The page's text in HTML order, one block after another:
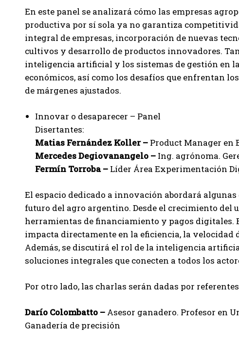
En este panel se analizará cómo las empresas
productiva por sí sola ya no garantiza
integral de empresas, incorporación de nuevas
cultivos y desarrollo de productos innovadores.
inteligencia artificial y los sistemas de gestión en
económicos, así como los desafíos que enfrentan
de márgenes ajustados.
Innovar o desaparecer – Panel
Disertantes:
Matias Fernández Koller – Product Manager en
Mercedes Degiovanangelo – Ing. agrónoma.
Fermín Torroba – Líder Área Experimentación
El espacio dedicado a innovación abordará
futuro del agro argentino. Desde el crecimiento del
herramientas de financiamiento y pagos digitales.
impacta directamente en la eficiencia, la velocidad
Además, se discutirá el rol de la inteligencia
soluciones integrales que conecten a todos los
Por otro lado, las charlas serán dadas por
Darío Colombatto – Asesor ganadero. Profesor en
Ganadería de precisión